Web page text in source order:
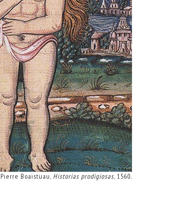
Pierre Boaistuau, Historias prodigiosas, 1560.